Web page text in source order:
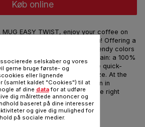
Køb online
MUG EASY TWIST, enjoy your coffee on
no matter where life takes you! Offering a
it comes in fresh, trendy colors
its much-loved features remain: a 100%
safe design, plus the unique quick-
drinking on the go a breeze. At the
vacuum-insulated construction in
your favorite beverages just the right
selskaber og vores
gerne bruge første- og
eller lignende
(samlet kaldet "Cookies") til at
af dine datafor at udføre
dig målrettede annoncer og
baseret på dine interesser
og give dig mulighed for
på sociale medier.